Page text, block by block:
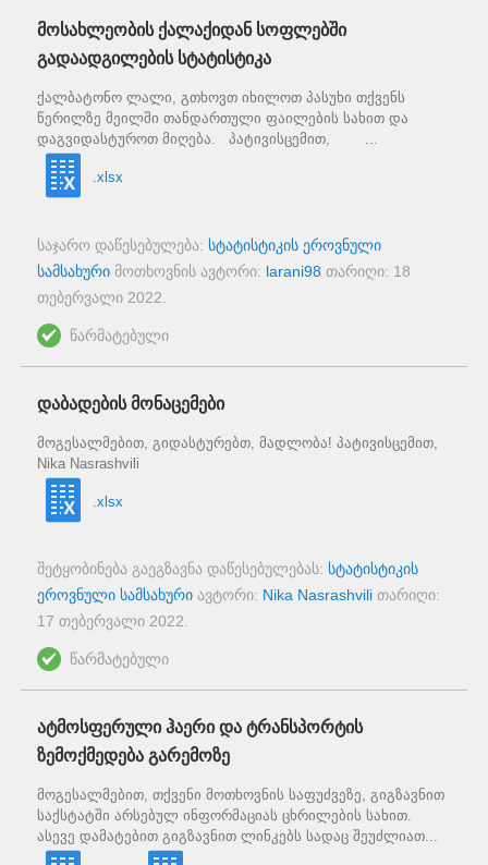
მოსახლეობის ქალაქიდან სოფლებში
გადაადგილების სტატისტიკა
ქალბატონო ლალი, გთხოვთ იხილოთ პასუხი თქვენს
წერილზე მეილში თანდართული ფაილების სახით და
დაგვიდასტუროთ მიღება. პატივისცემით, ...
.xlsx
საჯარო დაწესებულება: სტატისტიკის ეროვნული
სამსახური მოთხოვნის ავტორი: larani98 თარიღი: 18
თებერვალი 2022
წარმატებული
დაბადების მონაცემები
მოგესალმებით, გიდასტურებთ, მადლობა! პატივისცემით,
Nika Nasrashvili
.xlsx
შეტყობინება გაეგზავნა დაწესებულებას: სტატისტიკის
ეროვნული სამსახური ავტორი: Nika Nasrashvili თარიღი:
17 თებერვალი 2022.
წარმატებული
ატმოსფერული ჰაერი და ტრანსპორტის
ზემოქმედება გარემოზე
მოგესალმებით, თქვენი მოთხოვნის საფუძვეზე, გიგზავნით
საქსტატში არსებულ ინფორმაციას ცხრილების სახით.
ასევე დამატებით გიგზავნით ლინკებს სადაც შეუძლიათ...